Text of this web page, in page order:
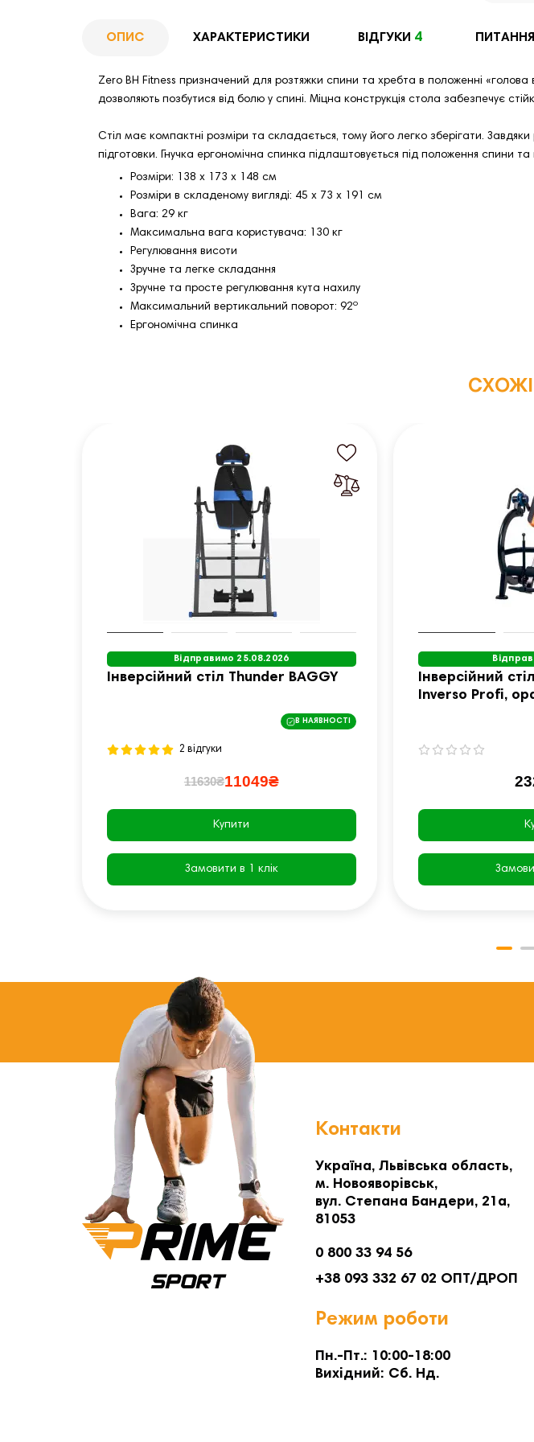
ОПИС ХАРАКТЕРИСТИКИ ВІДГУКИ 4
Zero BH Fitness призначений для розтяжки спини та хребта в положенні «голова
дозволяють позбутися від болю у спині. Міцна конструкція стола забезпечує
Стіл має компактні розміри та складається, тому його легко зберігати.
підготовки. Гнучка ергономічна спинка підлаштовується під положення спини
Розміри: 138 х 173 х 148 см
Розміри в складеному вигляді: 45 х 73 х 191 см
Вага: 29 кг
Максимальна вага користувача: 130 кг
Регулювання висоти
Зручне та легке складання
Зручне та просте регулювання кута нахилу
Максимальний вертикальний поворот: 92о
Ергономічна спинка
Відправимо 25.08.2026
Інверсійний стіл Thunder BAGGY
В НАЯВНОСТІ
2 відгуки
11630₴11049₴
Купити
Замовити в 1 клік
Інверсійний
Inverso Profi,
Контакти
Україна, Львівська область,
м. Новояворівськ,
вул. Степана Бандери, 21а,
81053
0 800 33 94 56
+38 093 332 67 02 ОПТ/ДРОП
Режим роботи
Пн.-Пт.: 10:00-18:00
Вихідний: Сб. Нд.